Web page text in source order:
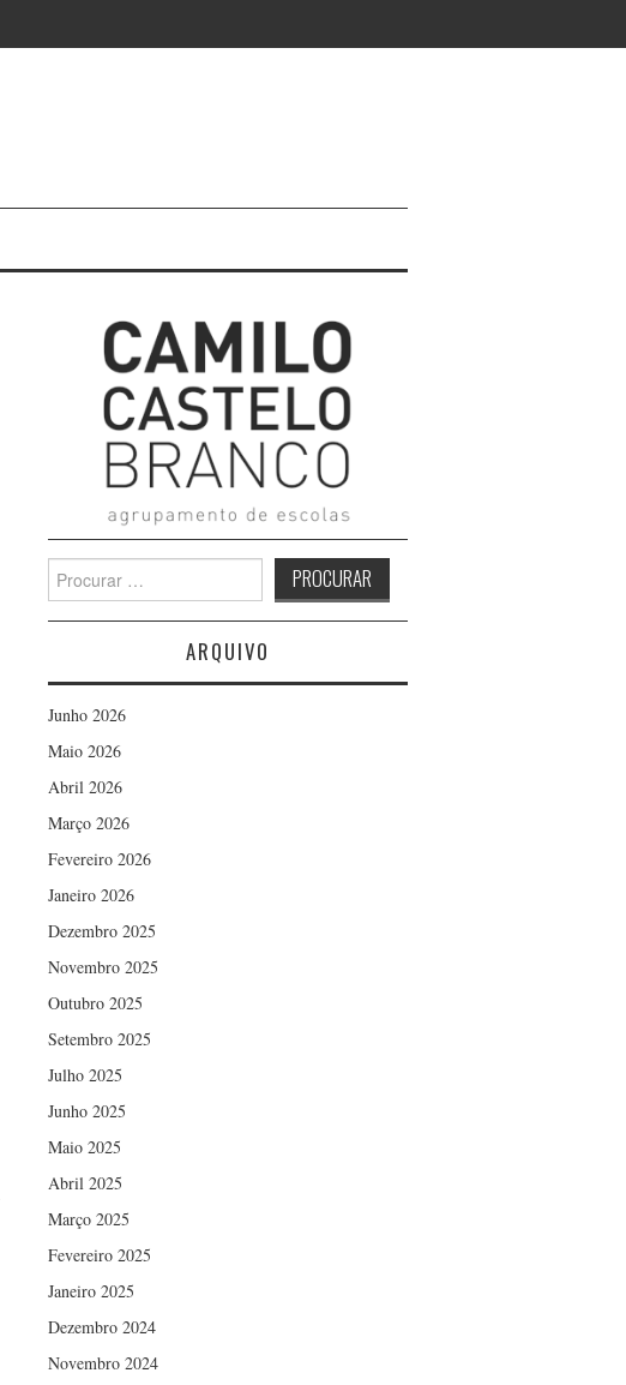
for:
ARQUIVO
Junho 2026
Maio 2026
Abril 2026
Março 2026
Fevereiro 2026
Janeiro 2026
Dezembro 2025
Novembro 2025
Outubro 2025
Setembro 2025
Julho 2025
Junho 2025
Maio 2025
Abril 2025
Março 2025
Fevereiro 2025
Janeiro 2025
Dezembro 2024
Novembro 2024